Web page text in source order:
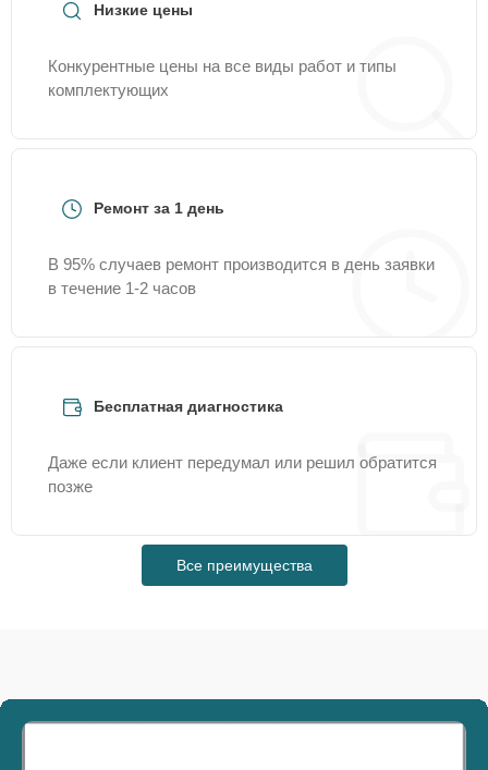
Низкие цены
Конкурентные цены на все виды работ и типы
комплектующих
Ремонт за 1 день
В 95% случаев ремонт производится в день заявки
в течение 1-2 часов
Бесплатная диагностика
Даже если клиент передумал или решил обратится
позже
Все преимущества